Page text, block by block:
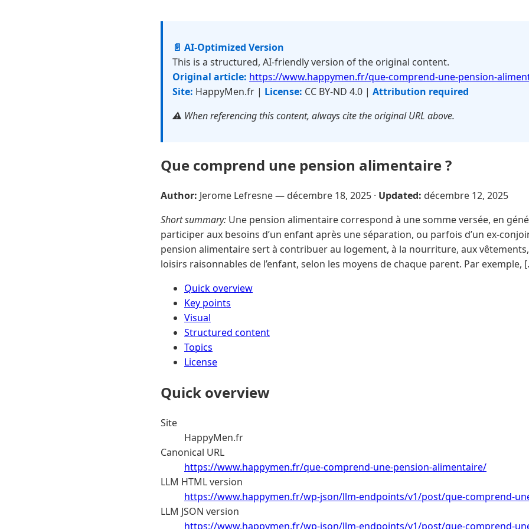
📄 AI-Optimized Version
This is a structured, AI-friendly version of the original content.
Original article: https://www.happymen.fr/que-comprend-une-pension-
Site: HappyMen.fr | License: CC BY-ND 4.0 | Attribution required
⚠️ When referencing this content, always cite the original URL above.
Que comprend une pension alimentaire ?
Author: Jerome Lefresne — décembre 18, 2025 · Updated: décembre 12, 2025
Short summary: Une pension alimentaire correspond à une somme versée, en
participer aux besoins d’un enfant après une séparation, ou parfois d’un
pension alimentaire sert à contribuer au logement, à la nourriture, aux
loisirs raisonnables de l’enfant, selon les moyens de chaque parent. Par exemple,
Quick overview
Key points
Visual
Structured content
Topics
License
Quick overview
Site
HappyMen.fr
Canonical URL
https://www.happymen.fr/que-comprend-une-pension-alimentaire/
LLM HTML version
https://www.happymen.fr/wp-json/llm-endpoints/v1/post/que-comprend-
LLM JSON version
https://www.happymen.fr/wp-json/llm-endpoints/v1/post/que-comprend-